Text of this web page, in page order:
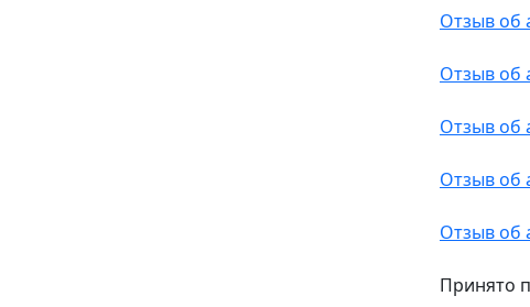
Отзыв об
Отзыв об
Отзыв об
Отзыв об
Отзыв об
Принято